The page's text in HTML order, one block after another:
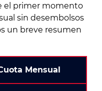
el primer momento
sin desembolsos
un breve resumen
Mensual